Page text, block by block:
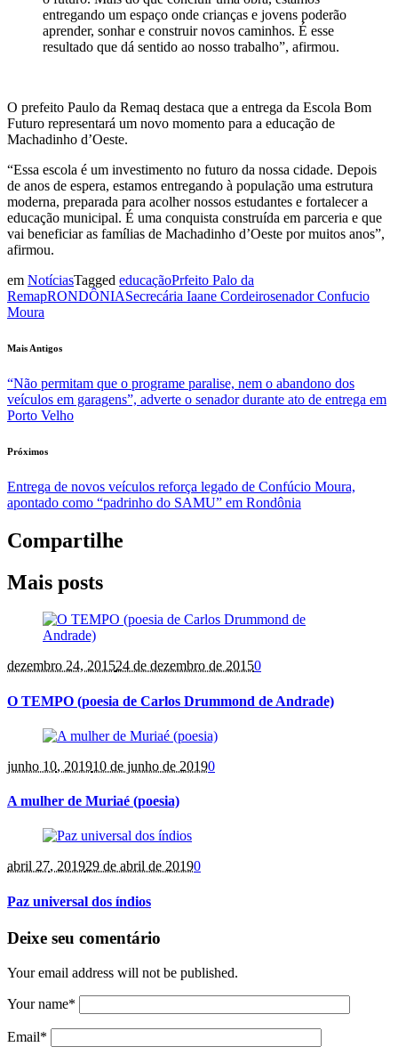
entregando um espaço onde crianças e jovens poderão
aprender, sonhar e construir novos caminhos. É esse
resultado que dá sentido ao nosso trabalho”, afirmou.
O prefeito Paulo da Remaq destaca que a entrega da Escola Bom
Futuro representará um novo momento para a educação de
Machadinho d’Oeste.
“Essa escola é um investimento no futuro da nossa cidade. Depois
de anos de espera, estamos entregando à população uma estrutura
moderna, preparada para acolher nossos estudantes e fortalecer a
educação municipal. É uma conquista construída em parceria e que
vai beneficiar as famílias de Machadinho d’Oeste por muitos anos”,
afirmou.
em NotíciasTagged educaçãoPrfeito Palo da
RemapRONDÔNIASecrecária Iaane Cordeirosenador Confucio
Moura
Mais Antigos
“Não permitam que o programe paralise, nem o abandono dos
veículos em garagens”, adverte o senador durante ato de entrega em
Porto Velho
Próximos
Entrega de novos veículos reforça legado de Confúcio Moura,
apontado como “padrinho do SAMU” em Rondônia
Compartilhe
Mais posts
dezembro 24, 201524 de dezembro de 20150
O TEMPO (poesia de Carlos Drummond de Andrade)
junho 10, 201910 de junho de 20190
A mulher de Muriaé (poesia)
abril 27, 201929 de abril de 20190
Paz universal dos índios
Deixe seu comentário
Your email address will not be published.
Your name*
Email*